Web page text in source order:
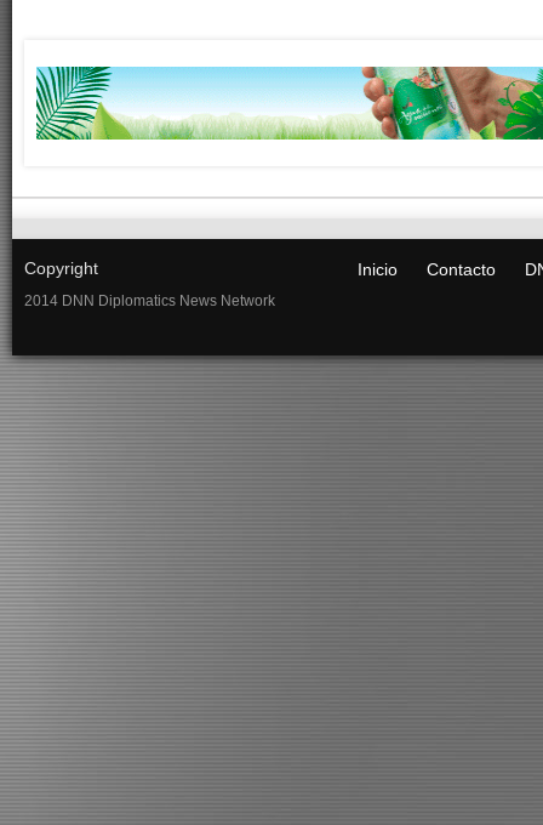
Copyright
2014 DNN Diplomatics News Network
Inicio Contacto